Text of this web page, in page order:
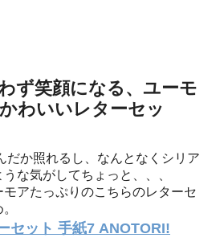
ず笑顔になる、ユーモ
わいいレターセッ
だか照れるし、なんとなくシリア
な気がしてちょっと、、、
アたっぷりのこちらのレターセ
セット 手紙7 ANOTORI!